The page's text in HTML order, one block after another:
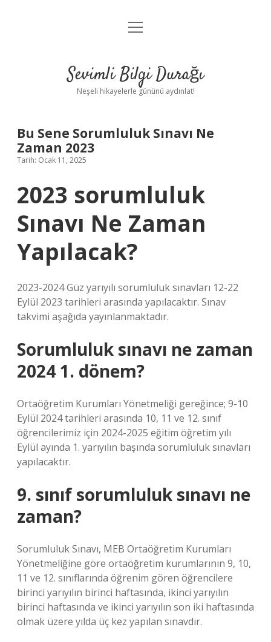
Anasayfa
Yasal Uyarı
menüyü
Sevimli Bilgi Durağı
Neşeli hikayelerle gününü aydınlat!
Bu Sene Sorumluluk Sınavı Ne
Zaman 2023
Tarih: Ocak 11, 2025
2023 sorumluluk
Sınavı Ne Zaman
Yapılacak?
2023-2024 Güz yarıyılı sorumluluk sınavları 12-22
Eylül 2023 tarihleri ​​arasında yapılacaktır. Sınav
takvimi aşağıda yayınlanmaktadır.
Sorumluluk sınavı ne zaman
2024 1. dönem?
Ortaöğretim Kurumları Yönetmeliği gereğince; 9-10
Eylül 2024 tarihleri ​​arasında 10, 11 ve 12. sınıf
öğrencilerimiz için 2024-2025 eğitim öğretim yılı
Eylül ayında 1. yarıyılın başında sorumluluk sınavları
yapılacaktır.
9. sınıf sorumluluk sınavı ne
zaman?
Sorumluluk Sınavı, MEB Ortaöğretim Kurumları
Yönetmeliğine göre ortaöğretim kurumlarının 9, 10,
11 ve 12. sınıflarında öğrenim gören öğrencilere
birinci yarıyılın birinci haftasında, ikinci yarıyılın
birinci haftasında ve ikinci yarıyılın son iki haftasında
olmak üzere yılda üç kez yapılan sınavdır.